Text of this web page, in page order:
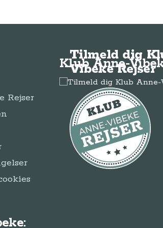
Rejser
Klub Anne-
Tilmeld dig
Vibeke Rejser